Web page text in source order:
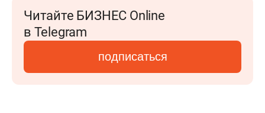
Читайте БИЗНЕС Online
в Telegram
подписаться